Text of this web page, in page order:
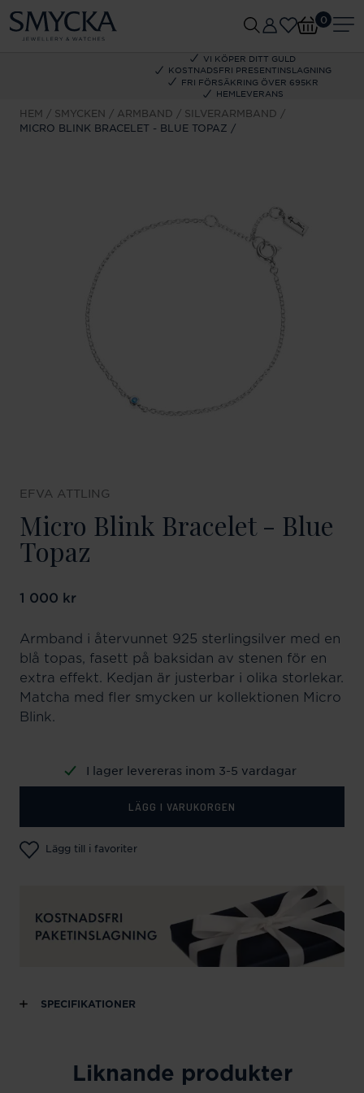
VI KÖPER DITT GULD
KOSTNADSFRI PRESENTINSLAGNING
FRI FÖRSÄKRING ÖVER 695KR
HEMLEVERANS
0
HEM SMYCKEN ARMBAND
SILVERARMBAND
MICRO BLINK BRACELET - BLUE TOPAZ
EFVA ATTLING
Micro Blink Bracelet - Blue
Topaz
Pris:1 000 kr
1 000 kr
Armband i återvunnet 925 sterlingsilver med en
blå topas, fasett på baksidan av stenen för en
extra effekt. Kedjan är justerbar i olika storlekar.
Matcha med fler smycken ur kollektionen Micro
Blink.
I lager levereras inom 3-5 vardagar
LÄGG I VARUKORGEN
Lägg till i favoriter
SPECIFIKATIONER
Liknande produkter